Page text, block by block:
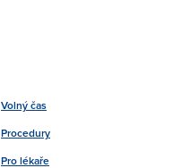
Volný čas
Procedury
Pro lékaře